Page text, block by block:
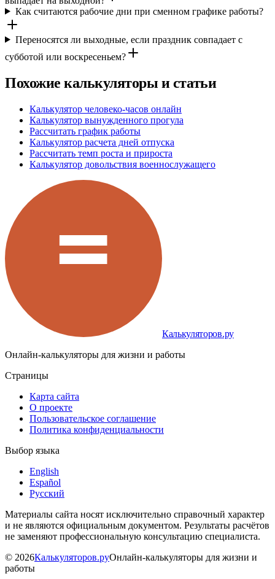
Как считаются рабочие дни при сменном графике работы?
Переносятся ли выходные, если праздник совпадает с
субботой или воскресеньем?
Похожие калькуляторы и статьи
Калькулятор человеко-часов онлайн
Калькулятор вынужденного прогула
Рассчитать график работы
Калькулятор расчета дней отпуска
Рассчитать темп роста и прироста
Калькулятор довольствия военнослужащего
Калькуляторов.ру
Онлайн-калькуляторы для жизни и работы
Страницы
Карта сайта
О проекте
Пользовательское соглашение
Политика конфиденциальности
Выбор языка
English
Español
Русский
Материалы сайта носят исключительно справочный характер
и не являются официальным документом. Результаты расчётов
не заменяют профессиональную консультацию специалиста.
© 2026Калькуляторов.руОнлайн-калькуляторы для жизни и
работы